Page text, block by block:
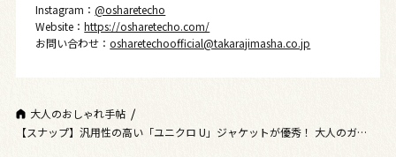
Instagram：@osharetecho
Website：https://osharetecho.com/
お問い合わせ：osharetechoofficial@takarajimasha.co.jp
大人のおしゃれ手帖
【スナップ】汎用性の高い「ユニクロ U」ジャケットが優秀！ 大人のガーリ